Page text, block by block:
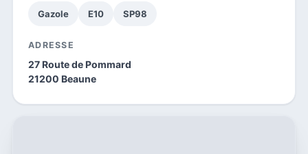
Gazole E10 SP98
ADRESSE
27 Route de Pommard
21200 Beaune